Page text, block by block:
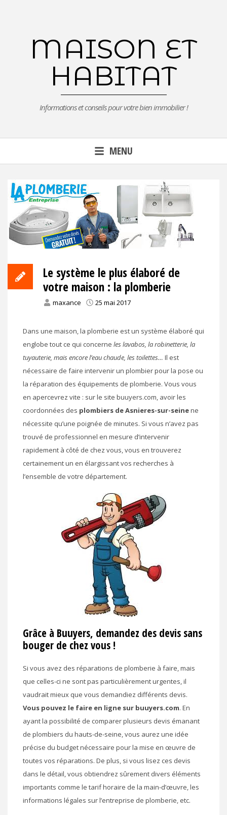
MAISON ET
HABITAT
Informations et conseils pour votre bien immobilier !
MENU
Le système le plus élaboré de
votre maison : la plomberie
maxance 25 mai 2017
Dans une maison, la plomberie est un système élaboré qui
englobe tout ce qui concerne les lavabos, la robinetterie, la
tuyauterie, mais encore l’eau chaude, les toilettes… Il est
nécessaire de faire intervenir un plombier pour la pose ou
la réparation des équipements de plomberie. Vous vous
en apercevrez vite : sur le site buuyers.com, avoir les
coordonnées des plombiers de Asnieres-sur-seinene
nécessite qu’une poignée de minutes. Si vous n’avez pas
trouvé de professionnel en mesure d’intervenir
rapidement à côté de chez vous, vous en trouverez
certainement un en élargissant vos recherches à
l’ensemble de votre département.
Grâce à Buuyers, demandez des devis sans
bouger de chez vous !
Si vous avez des réparations de plomberie à faire, mais
que celles-ci ne sont pas particulièrement urgentes, il
vaudrait mieux que vous demandiez différents devis.
Vous pouvez le faire en ligne sur buuyers.com. En
ayant la possibilité de comparer plusieurs devis émanant
de plombiers du hauts-de-seine, vous aurez une idée
précise du budget nécessaire pour la mise en œuvre de
toutes vos réparations. De plus, si vous lisez ces devis
dans le détail, vous obtiendrez sûrement divers éléments
importants comme le tarif horaire de la main-d’œuvre, les
informations légales sur l’entreprise de plomberie, etc.